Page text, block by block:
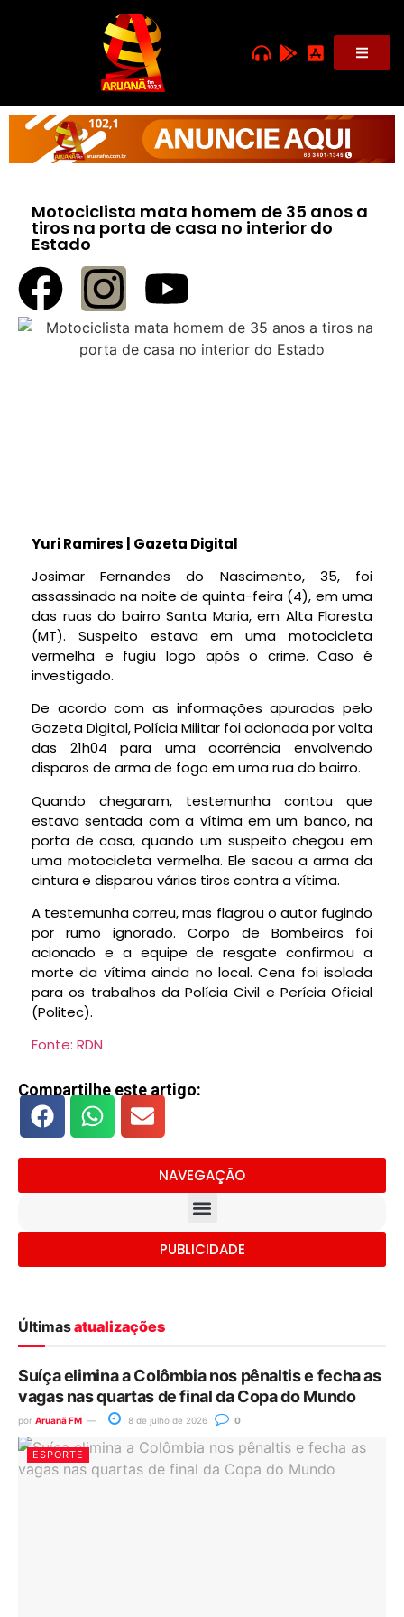
Motociclista mata homem de 35 anos a
tiros na porta de casa no interior do
Estado
Yuri Ramires | Gazeta Digital
Josimar Fernandes do Nascimento, 35, foi
assassinado na noite de quinta-feira (4), em uma
das ruas do bairro Santa Maria, em Alta Floresta
(MT). Suspeito estava em uma motocicleta
vermelha e fugiu logo após o crime. Caso é
investigado.
De acordo com as informações apuradas pelo
Gazeta Digital, Polícia Militar foi acionada por volta
das 21h04 para uma ocorrência envolvendo
disparos de arma de fogo em uma rua do bairro.
Quando chegaram, testemunha contou que
estava sentada com a vítima em um banco, na
porta de casa, quando um suspeito chegou em
uma motocicleta vermelha. Ele sacou a arma da
cintura e disparou vários tiros contra a vítima.
A testemunha correu, mas flagrou o autor fugindo
por rumo ignorado. Corpo de Bombeiros foi
acionado e a equipe de resgate confirmou a
morte da vítima ainda no local. Cena foi isolada
para os trabalhos da Polícia Civil e Perícia Oficial
(Politec).
Fonte: RDN
Compartilhe este artigo:
NAVEGAÇÃO
PUBLICIDADE
Últimasatualizações
Suíça elimina a Colômbia nos pênaltis e fecha as
vagas nas quartas de final da Copa do Mundo
por Aruanã FM 8 de julho de 2026 0
ESPORTE